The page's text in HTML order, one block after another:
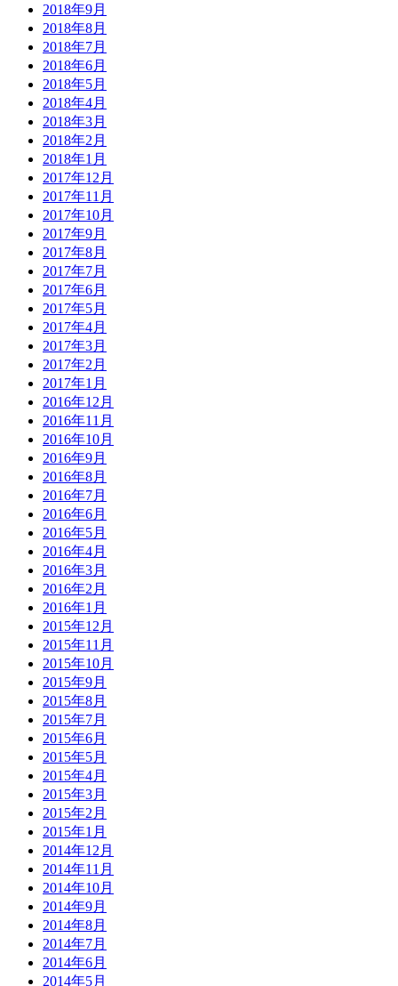
2018年9月
2018年8月
2018年7月
2018年6月
2018年5月
2018年4月
2018年3月
2018年2月
2018年1月
2017年12月
2017年11月
2017年10月
2017年9月
2017年8月
2017年7月
2017年6月
2017年5月
2017年4月
2017年3月
2017年2月
2017年1月
2016年12月
2016年11月
2016年10月
2016年9月
2016年8月
2016年7月
2016年6月
2016年5月
2016年4月
2016年3月
2016年2月
2016年1月
2015年12月
2015年11月
2015年10月
2015年9月
2015年8月
2015年7月
2015年6月
2015年5月
2015年4月
2015年3月
2015年2月
2015年1月
2014年12月
2014年11月
2014年10月
2014年9月
2014年8月
2014年7月
2014年6月
2014年5月